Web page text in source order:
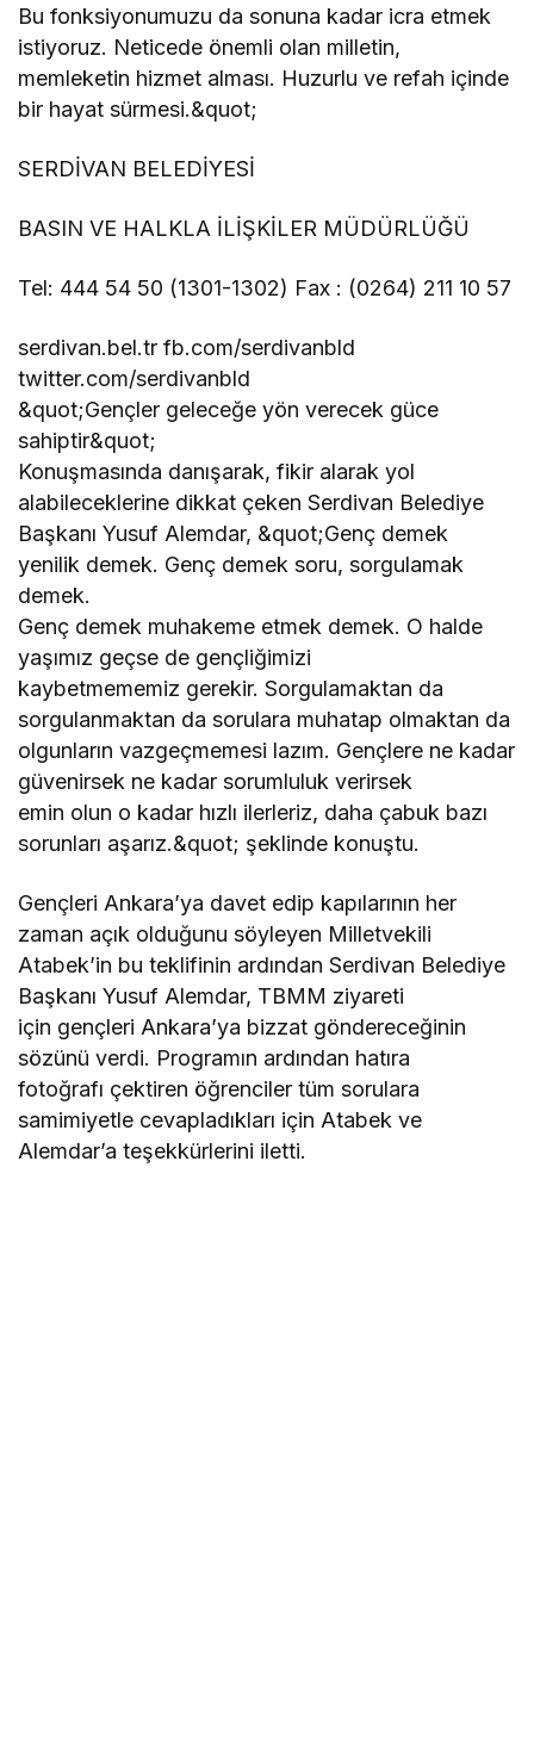
Bu fonksiyonumuzu da sonuna kadar icra etmek
istiyoruz. Neticede önemli olan milletin,
memleketin hizmet alması. Huzurlu ve refah içinde
bir hayat sürmesi.&quot;
SERDİVAN BELEDİYESİ
BASIN VE HALKLA İLİŞKİLER MÜDÜRLÜĞÜ
Tel: 444 54 50 (1301-1302) Fax : (0264) 211 10 57
serdivan.bel.tr fb.com/serdivanbld
twitter.com/serdivanbld
&quot;Gençler geleceğe yön verecek güce
sahiptir&quot;
Konuşmasında danışarak, fikir alarak yol
alabileceklerine dikkat çeken Serdivan Belediye
Başkanı Yusuf Alemdar, &quot;Genç demek
yenilik demek. Genç demek soru, sorgulamak
demek.
Genç demek muhakeme etmek demek. O halde
yaşımız geçse de gençliğimizi
kaybetmememiz gerekir. Sorgulamaktan da
sorgulanmaktan da sorulara muhatap olmaktan da
olgunların vazgeçmemesi lazım. Gençlere ne kadar
güvenirsek ne kadar sorumluluk verirsek
emin olun o kadar hızlı ilerleriz, daha çabuk bazı
sorunları aşarız.&quot; şeklinde konuştu.
Gençleri Ankara’ya davet edip kapılarının her
zaman açık olduğunu söyleyen Milletvekili
Atabek’in bu teklifinin ardından Serdivan Belediye
Başkanı Yusuf Alemdar, TBMM ziyareti
için gençleri Ankara’ya bizzat göndereceğinin
sözünü verdi. Programın ardından hatıra
fotoğrafı çektiren öğrenciler tüm sorulara
samimiyetle cevapladıkları için Atabek ve
Alemdar’a teşekkürlerini iletti.